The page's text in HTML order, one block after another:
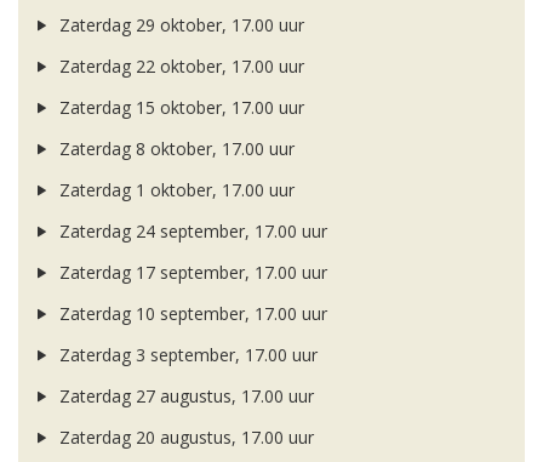
Zaterdag 29 oktober, 17.00 uur
Zaterdag 22 oktober, 17.00 uur
Zaterdag 15 oktober, 17.00 uur
Zaterdag 8 oktober, 17.00 uur
Zaterdag 1 oktober, 17.00 uur
Zaterdag 24 september, 17.00 uur
Zaterdag 17 september, 17.00 uur
Zaterdag 10 september, 17.00 uur
Zaterdag 3 september, 17.00 uur
Zaterdag 27 augustus, 17.00 uur
Zaterdag 20 augustus, 17.00 uur